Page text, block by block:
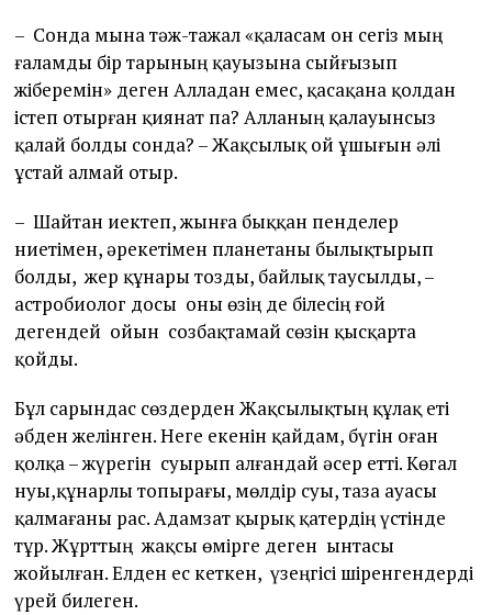
– Сонда мына тәж-тажал «қаласам он сегіз мың
ғаламды бір тарының қауызына сыйғызып
жіберемін» деген Алладан емес, қасақана қолдан
істеп отырған қиянат па? Алланың қалауынсыз
қалай болды сонда? – Жақсылық ой ұшығын әлі
ұстай алмай отыр.
– Шайтан иектеп, жынға быққан пенделер
ниетімен, әрекетімен планетаны былықтырып
болды, жер құнары тозды, байлық таусылды, –
астробиолог досы оны өзің де білесің ғой
дегендей ойын созбақтамай сөзін қысқарта
қойды.
Бұл сарындас сөздерден Жақсылықтың құлақ еті
әбден желінген. Неге екенін қайдам, бүгін оған
қолқа – жүрегін суырып алғандай әсер етті. Көгал
нуы,құнарлы топырағы, мөлдір суы, таза ауасы
қалмағаны рас. Адамзат қырық қатердің үстінде
тұр. Жұрттың жақсы өмірге деген ынтасы
жойылған. Елден ес кеткен, үзеңгісі шіренгендерді
үрей билеген.